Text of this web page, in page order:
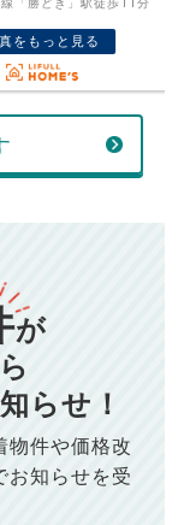
万円
万円
結果
834
円
円
得税が発生する
などにご確認く
、手残り金額を
っ越し費用、住
おりませんの
「勝どき」駅徒歩20分
をもっと見る
が
らせ！
物件や価格改
お知らせを受